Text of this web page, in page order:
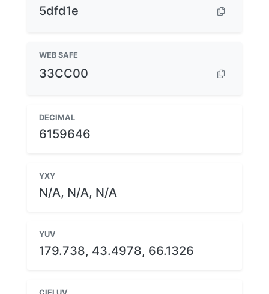
5dfd1e
WEB SAFE
33CC00
DECIMAL
6159646
YXY
N/A, N/A, N/A
YUV
179.738, 43.4978, 66.1326
CIELUV